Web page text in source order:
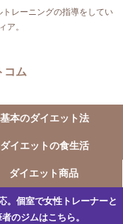
レーニングの指導をしてい
ア。
コム
基本のダイエット法
ダイエットの食生活
ダイエット商品
。個室で女性トレーナーと
のジムはこちら。